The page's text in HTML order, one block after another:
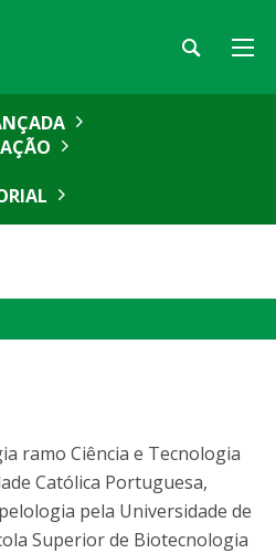
ramo Ciência e Tecnologia
Católica Portuguesa,
pela Universidade de
Superior de Biotecnologia